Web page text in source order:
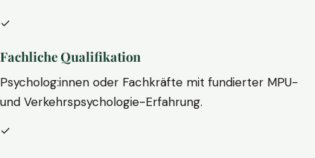
✓
Fachliche Qualifikation
Psycholog:innen oder Fachkräfte mit fundierter MPU-
und Verkehrspsychologie-Erfahrung.
✓